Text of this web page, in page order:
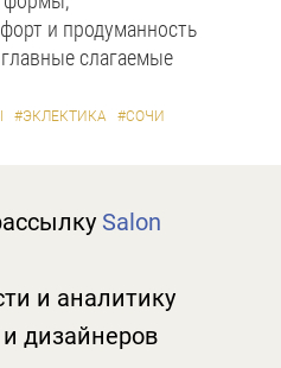
и продуманность
слагаемые
#ЭКЛЕКТИКА #СОЧИ
Salon
и аналитику
дизайнеров